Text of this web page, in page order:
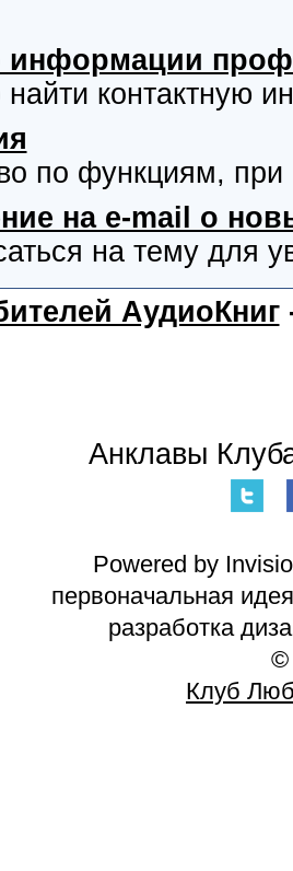
информации
контактную
по функциям,
на e-mail о
на тему для
АудиоКниг
Анклавы
Powered by
первоначальная
разработка
©
Клуб